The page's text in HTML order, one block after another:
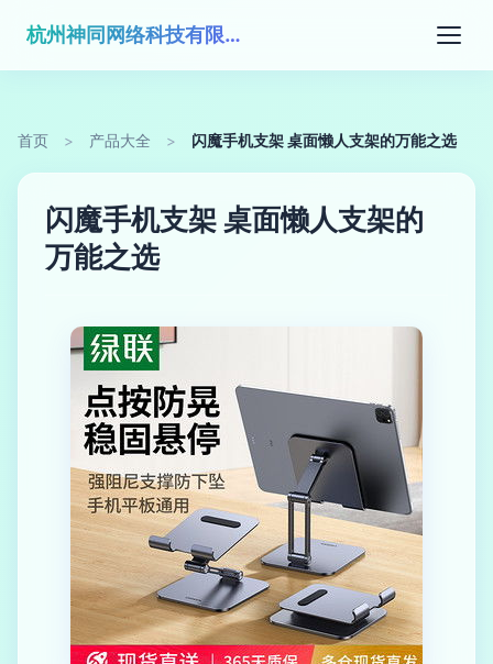
杭州神同网络科技有限公司
首页 > 产品大全 > 闪魔手机支架 桌面懒人支架的万能之选
闪魔手机支架 桌面懒人支架的
万能之选